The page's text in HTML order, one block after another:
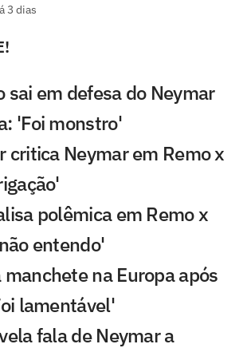
3 dias
sai em defesa do Neymar
'Foi monstro'
critica Neymar em Remo x
polêmica em Remo x
entendo'
na Europa após
lamentável'
fala de Neymar a